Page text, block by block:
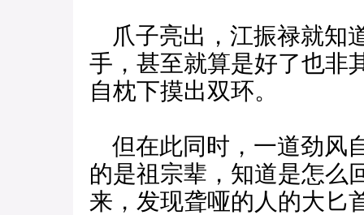
爪子亮出，江振禄就知
手，甚至就算是好了也非
自枕下摸出双环。
但在此同时，一道劲风
的是祖宗辈，知道是怎么
来，发现聋哑的人的大匕